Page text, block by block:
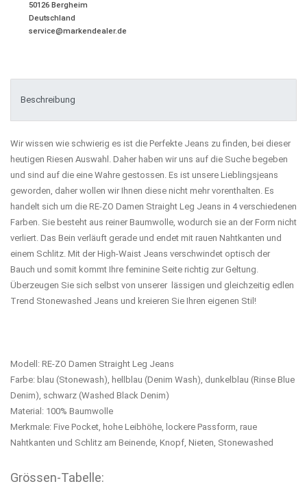
50126 Bergheim
Deutschland
service@markendealer.de
Beschreibung
Wir wissen wie schwierig es ist die Perfekte Jeans zu finden, bei dieser
heutigen Riesen Auswahl. Daher haben wir uns auf die Suche begeben
und sind auf die eine Wahre gestossen. Es ist unsere Lieblingsjeans
geworden, daher wollen wir Ihnen diese nicht mehr vorenthalten. Es
handelt sich um die RE-ZO Damen Straight Leg Jeans in 4 verschiedenen
Farben. Sie besteht aus reiner Baumwolle, wodurch sie an der Form nicht
verliert. Das Bein verläuft gerade und endet mit rauen Nahtkanten und
einem Schlitz. Mit der High-Waist Jeans verschwindet optisch der
Bauch und somit kommt Ihre feminine Seite richtig zur Geltung.
Überzeugen Sie sich selbst von unserer lässigen und gleichzeitig edlen
Trend Stonewashed Jeans und kreieren Sie Ihren eigenen Stil!
Modell: RE-ZO Damen Straight Leg Jeans
Farbe: blau (Stonewash), hellblau (Denim Wash), dunkelblau (Rinse Blue
Denim), schwarz (Washed Black Denim)
Material: 100% Baumwolle
Merkmale: Five Pocket, hohe Leibhöhe, lockere Passform, raue
Nahtkanten und Schlitz am Beinende, Knopf, Nieten, Stonewashed
Grössen-Tabelle: